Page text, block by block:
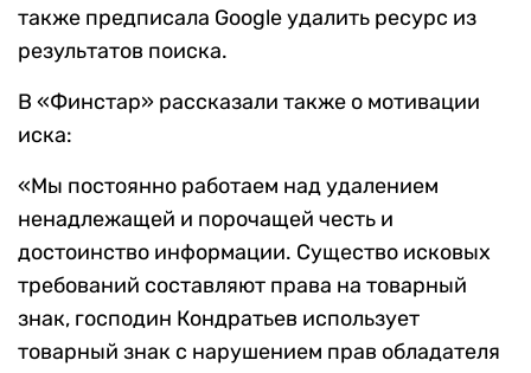
также предписала Google удалить ресурс из
результатов поиска.
В «Финстар» рассказали также о мотивации
иска:
«Мы постоянно работаем над удалением
ненадлежащей и порочащей честь и
достоинство информации. Существо исковых
требований составляют права на товарный
знак, господин Кондратьев использует
товарный знак с нарушением прав обладателя